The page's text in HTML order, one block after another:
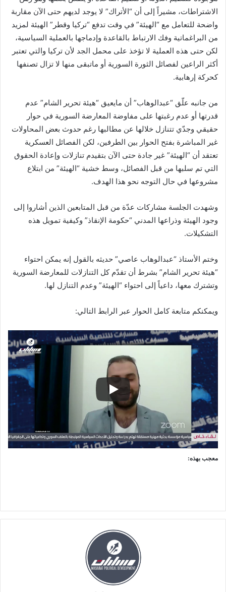
الاشتراطات، مشيراً إلى أن “الأتراك” لا يوجد لديهم حتى الآن مقاربة
واضحة للتعامل مع “الهيئة” في وقت تدفع “تركيا وقطر” الهيئة لمزيد
من البراغماتية وفك الارتباط بالقاعدة وإدماجها بالعملية السياسية،
لكن حتى هذه العملية لا تؤخذ على محمل الجد لأن تركيا والتي تعتبر
أكثر الراعين لفصائل الثورة السورية أو ماتبقى منها لا تزال تصنفها
كحركة إرهابية.
من جانبه علّق “عبدالوهاب” أن مايعيق “هيئة تحرير الشام” عدم
قدرتها أو عدم رغبتها على مفاوضة المعارضة السورية في حوار
حقيقي وجدّي تتنازل خلالها عن مطالبها رغم حدوث بعض المحاولات
غير المباشرة بفتح الحوار بين الطرفين، لكن الفصائل العسكرية
تعتقد أن “الهيئة” غير جادة حتى الآن بتقيدم تنازلات وإعادة الحقوق
التي تم سلبها من قبل الفصائل، وسط خشية “الهيئة” من ابتلاع
مشروعها في حال التوجه نحو هذا الهدف.
وشهدت الجلسة مشاركات عدّة من قبل المتابعين الذين أشاروا إلى
وجود الهيئة وذراعها المدني “حكومة الإنقاذ” وكيفية تمويل هذه
التشكيلات.
وختم الأستاذ “عبدالوهاب عاصي” حديثه بالقول إنه يمكن احتواء
“هيئة تحرير الشام” بشرط أن تقدّم كل التنازلات للمعارضة السورية
وتشترك معها، داعياً إلى احتواء “الهيئة” وعدم التنازل لها.
ويمكنكم متابعة كامل الحوار عبر الرابط التالي:
معجب بهذه: